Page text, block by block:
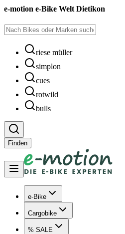
e-motion e-Bike Welt Dietikon
riese müller
simplon
cues
rotwild
bulls
Finden
e-Bike
Cargobike
% SALE